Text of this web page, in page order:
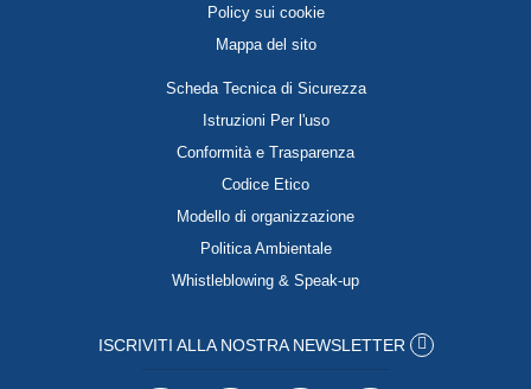
Policy sui cookie
Mappa del sito
Scheda Tecnica di Sicurezza
Istruzioni Per l'uso
Conformità e Trasparenza
Codice Etico
Modello di organizzazione
Politica Ambientale
Whistleblowing & Speak-up
ISCRIVITI ALLA NOSTRA NEWSLETTER